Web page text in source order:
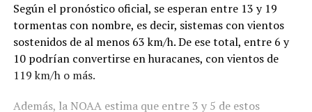
Según el pronóstico oficial, se esperan entre 13 y 19
tormentas con nombre, es decir, sistemas con vientos
sostenidos de al menos 63 km/h. De ese total, entre 6 y
10 podrían convertirse en huracanes, con vientos de
119 km/h o más.
Además, la NOAA estima que entre 3 y 5 de estos